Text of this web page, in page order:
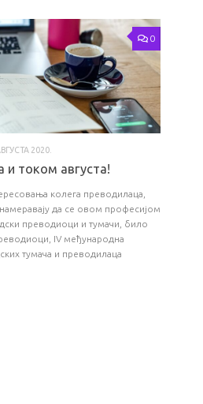
0
2020.
и током августа!
колега преводилаца,
да се овом професијом
преводиоци и тумачи, било
IV међународна
тумача и преводилаца